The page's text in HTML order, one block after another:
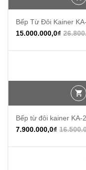
Bếp Từ Đôi Kainer
15.000.000,0₫
Bếp từ đôi kainer KA-
7.900.000,0₫